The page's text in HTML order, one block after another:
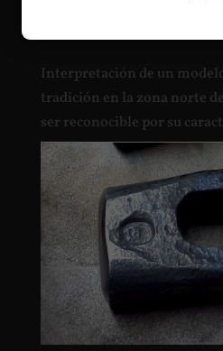
Interpretación de un
tradición en la zona norte
ser reconocible por su